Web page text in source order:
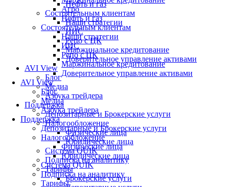
Агро
Нефть и газ
Состоятельным клиентам
Наши стратегии
ИИС
Репо с ЦК
Маржинальное кредитование
Доверительное управление активами
AVI View
Блог
Медиа
Азбука трейдера
Поддержка
Депозитарные и Брокерские услуги
Налогообложение
Физические лица
Юридические лица
Система QUIK
Подписка на аналитику
Тарифы
Нефть и газ
Состоятельным клиентам
Наши стратегии
ИИС
Репо с ЦК
Маржинальное кредитование
Доверительное управление активами
AVI View
Блог
Медиа
Азбука трейдера
Поддержка
Депозитарные и Брокерские услуги
Налогообложение
Физические лица
Юридические лица
Система QUIK
Подписка на аналитику
Тарифы
Брокерские услуги